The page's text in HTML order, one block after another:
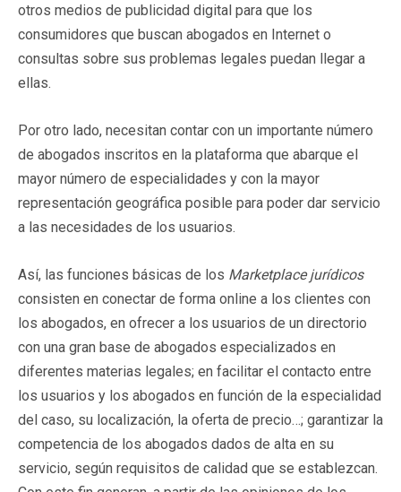
otros medios de publicidad digital para que los
consumidores que buscan abogados en Internet o
consultas sobre sus problemas legales puedan llegar a
ellas.
Por otro lado, necesitan contar con un importante número
de abogados inscritos en la plataforma que abarque el
mayor número de especialidades y con la mayor
representación geográfica posible para poder dar servicio
a las necesidades de los usuarios.
Así, las funciones básicas de los Marketplace jurídicos
consisten en conectar de forma online a los clientes con
los abogados, en ofrecer a los usuarios de un directorio
con una gran base de abogados especializados en
diferentes materias legales; en facilitar el contacto entre
los usuarios y los abogados en función de la especialidad
del caso, su localización, la oferta de precio…; garantizar la
competencia de los abogados dados de alta en su
servicio, según requisitos de calidad que se establezcan.